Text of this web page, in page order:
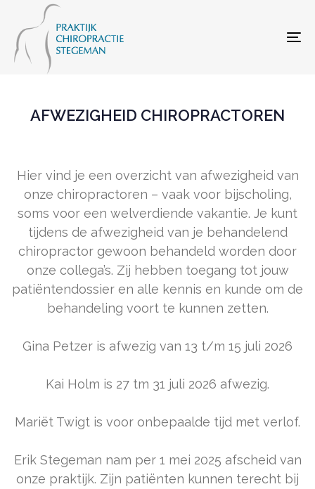
links
Skip
to
primary
navigation
to
AFWEZIGHEID CHIROPRACTOREN
Hier vind je een overzicht van afwezigheid van
onze chiropractoren – vaak voor bijscholing,
soms voor een welverdiende vakantie. Je kunt
tijdens de afwezigheid van je behandelend
chiropractor gewoon behandeld worden door
onze collega’s. Zij hebben toegang tot jouw
patiëntendossier en alle kennis en kunde om de
behandeling voort te kunnen zetten.
Gina Petzer is afwezig van 13 t/m 15 juli 2026
Kai Holm is 27 tm 31 juli 2026 afwezig.
Mariët Twigt is voor onbepaalde tijd met verlof.
Erik Stegeman nam per 1 mei 2025 afscheid van
onze praktijk. Zijn patiënten kunnen terecht bij